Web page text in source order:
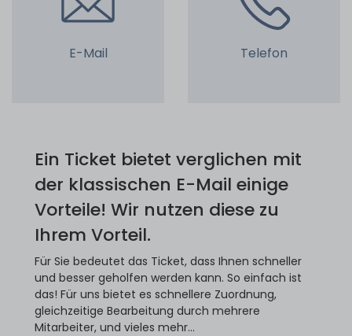
E-Mail Telefon
Ein Ticket bietet verglichen mit
der klassischen E-Mail einige
Vorteile! Wir nutzen diese zu
Ihrem Vorteil.
Für Sie bedeutet das Ticket, dass Ihnen schneller
und besser geholfen werden kann. So einfach ist
das! Für uns bietet es schnellere Zuordnung,
gleichzeitige Bearbeitung durch mehrere
Mitarbeiter, und vieles mehr...